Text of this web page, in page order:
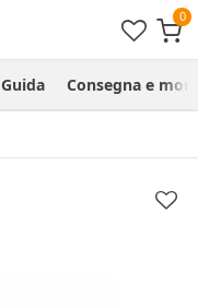
Guida Consegna e